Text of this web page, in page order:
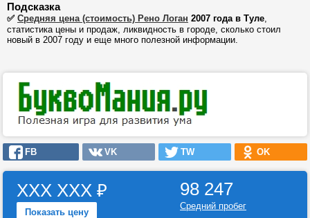
Подсказка
✅ Средняя цена (стоимость) Рено Логан 2007 года в Туле,
статистика цены и продаж, ликвидность в городе, сколько стоил
новый в 2007 году и еще много полезной информации.
FB VK TW OK
ХХХ ХХХ ₽
Показать цену
98 247
Средний пробег